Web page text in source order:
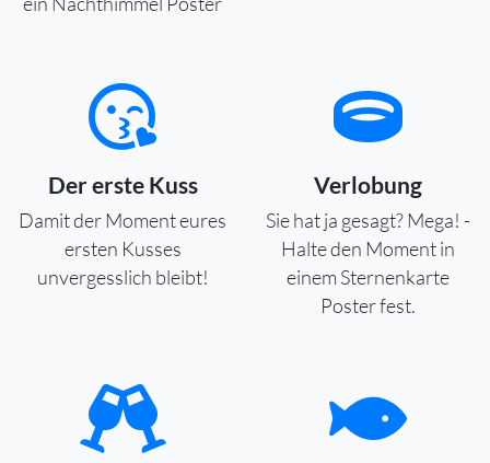
Der erste Kuss
Damit der Moment eures
ersten Kusses
unvergesslich bleibt!
Verlobung
Sie hat ja gesagt? Mega! -
Halte den Moment in
einem Sternenkarte
Poster fest.